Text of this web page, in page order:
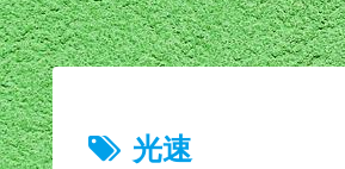
光速